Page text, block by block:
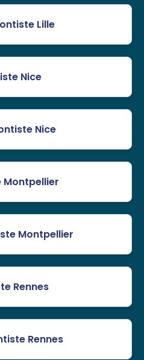
Lille
Nice
Nice
Montpellier
Montpellier
Rennes
Rennes